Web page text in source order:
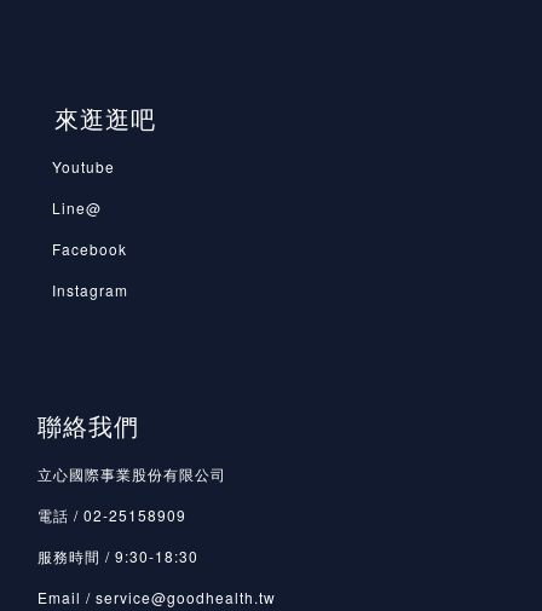
來逛逛吧
Youtube
Line@
Facebook
Instagram
聯絡我們
立心國際事業股份有限公司
電話 / 02-25158909
服務時間 / 9:30-18:30
Email / service@goodhealth.tw